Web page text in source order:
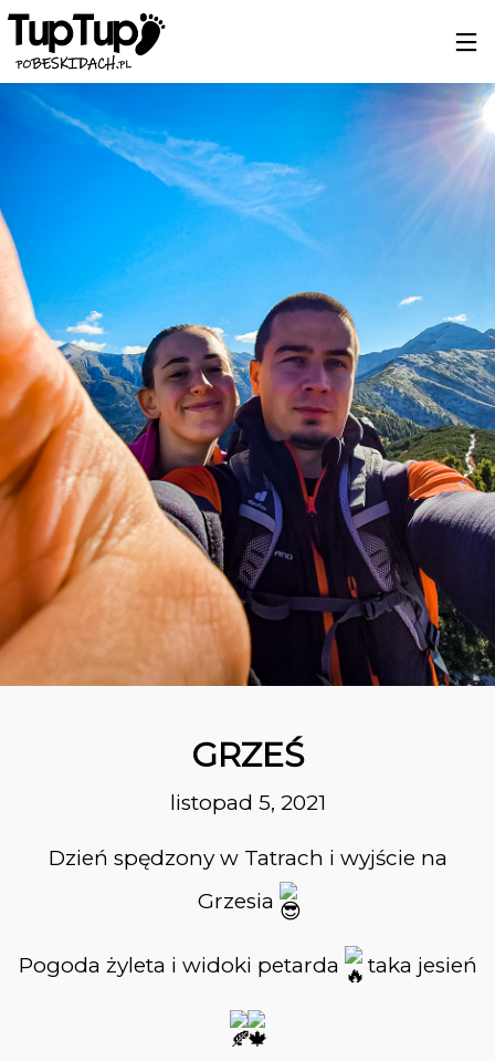
19
MARZEC
BIESZCZADY 2024
7
2024
NOWY SĄCZ – KRYNICA
4
LISTOPAD
2023
JESIEŃ? BIESZCZADY!
31
PAŹDZIERNIK
Z KRYNICY DO RYTRA
26
BESKIDZKI ALBERT K.
PAŹDZIERNIK
SZCZAWNICA –
10
SŁOŃCA
GRZEŚ
listopad 5, 2021
Dzień spędzony w Tatrach i wyjście na
Grzesia
Pogoda żyleta i widoki petarda taka jesień